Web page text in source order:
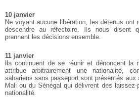
10 janvier
Ne voyant aucune libération, les détenus ont
descendre au réfectoire. Ils nous disent
prennent les décisions ensemble.
11 janvier
Ils continuent de se réunir et dénoncent la
attribue arbitrairement une nationalité,
sahariens sans passeport sont présentés aux
Mali ou du Sénégal qui délivrent des
nationalité.